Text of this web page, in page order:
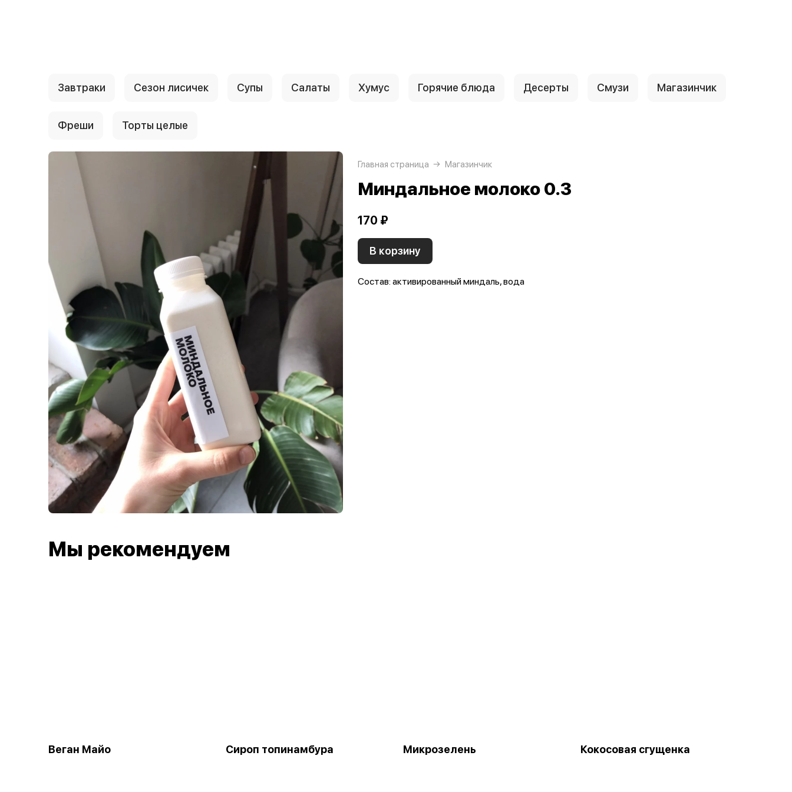
Завтраки Сезон лисичек Супы Салаты Хумус Горячие блюда Десерты Смузи Магазинчик
Фреши Торты целые
Главная страница Магазинчик
Миндальное молоко 0.3
170 ₽
В корзину
Состав: активированный миндаль, вода
Мы рекомендуем
Веган Майо Сироп топинамбура Микрозелень Кокосовая сгущенка